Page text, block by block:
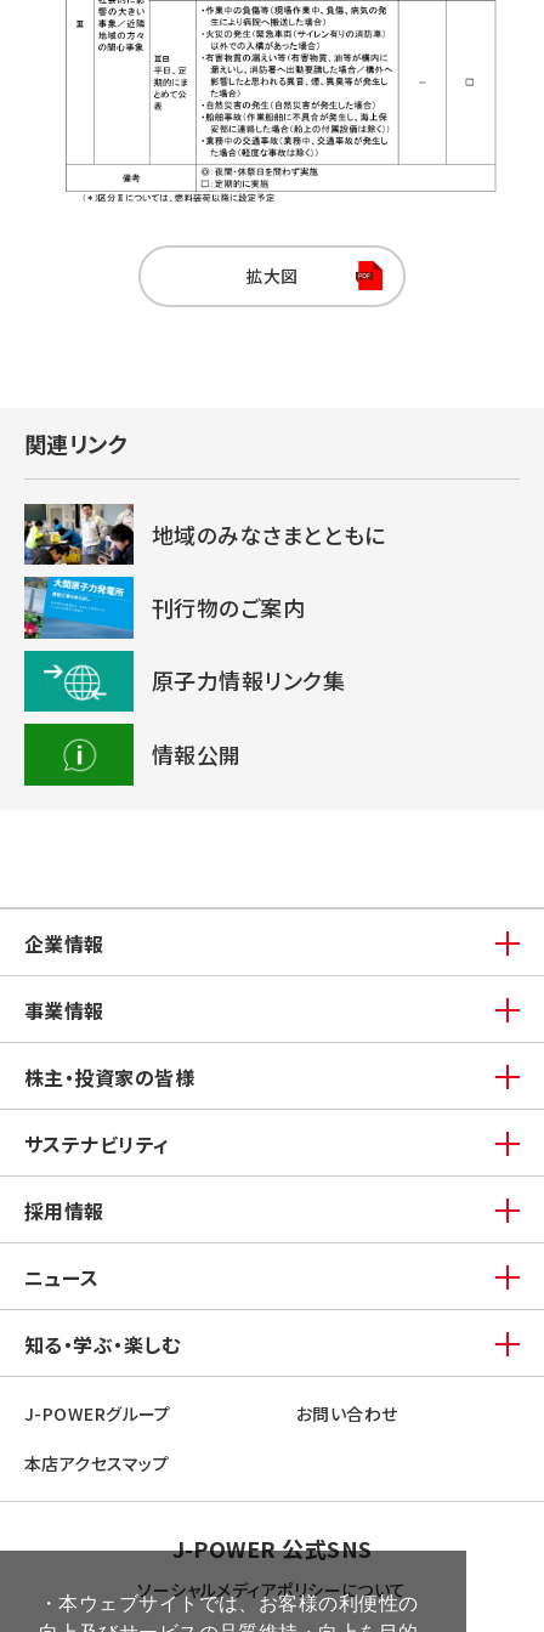
・本ウェブサイトでは、お客様の利便性の
拡大図
関連リンク
地域のみなさまとともに
刊行物のご案内
原子力情報リンク集
情報公開
企業情報
事業情報
株主・投資家の皆様
サステナビリティ
採用情報
ニュース
知る・学ぶ・楽しむ
J-POWERグループ お問い合わせ
本店アクセスマップ
J-POWER 公式SNS
ソーシャルメディアポリシーについて